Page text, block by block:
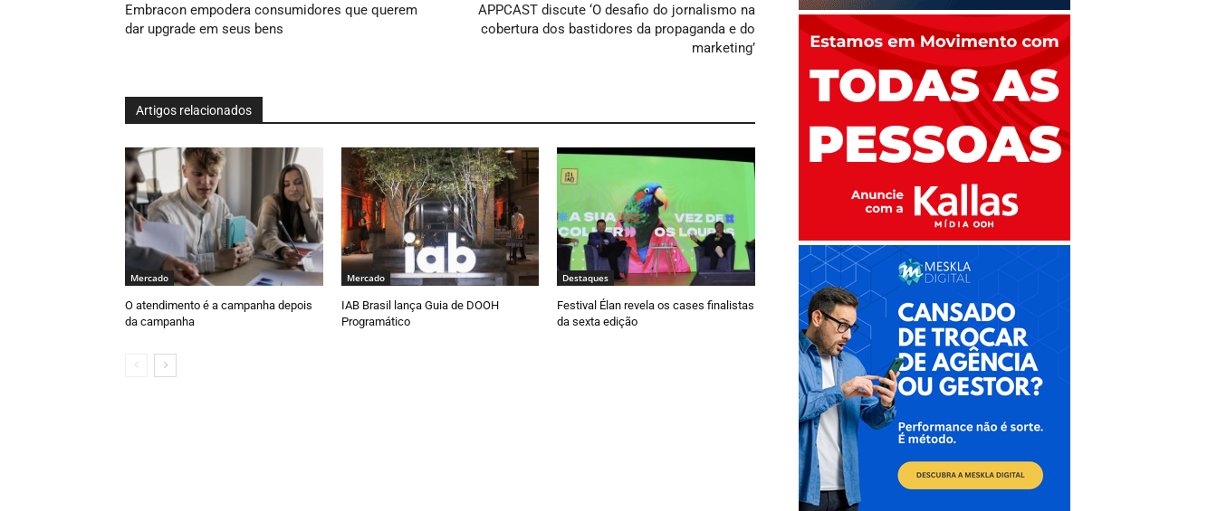
Embracon empodera consumidores que querem
dar upgrade em seus bens
APPCAST discute ‘O desafio do jornalismo na
cobertura dos bastidores da propaganda e do
marketing’
Artigos relacionados
Mercado
O atendimento é a campanha depois
da campanha
Mercado
IAB Brasil lança Guia de DOOH
Programático
Destaques
Festival Élan revela os cases finalistas
da sexta edição